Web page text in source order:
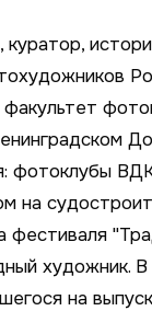
фотоклубы
на
фестиваля
художник. В
на